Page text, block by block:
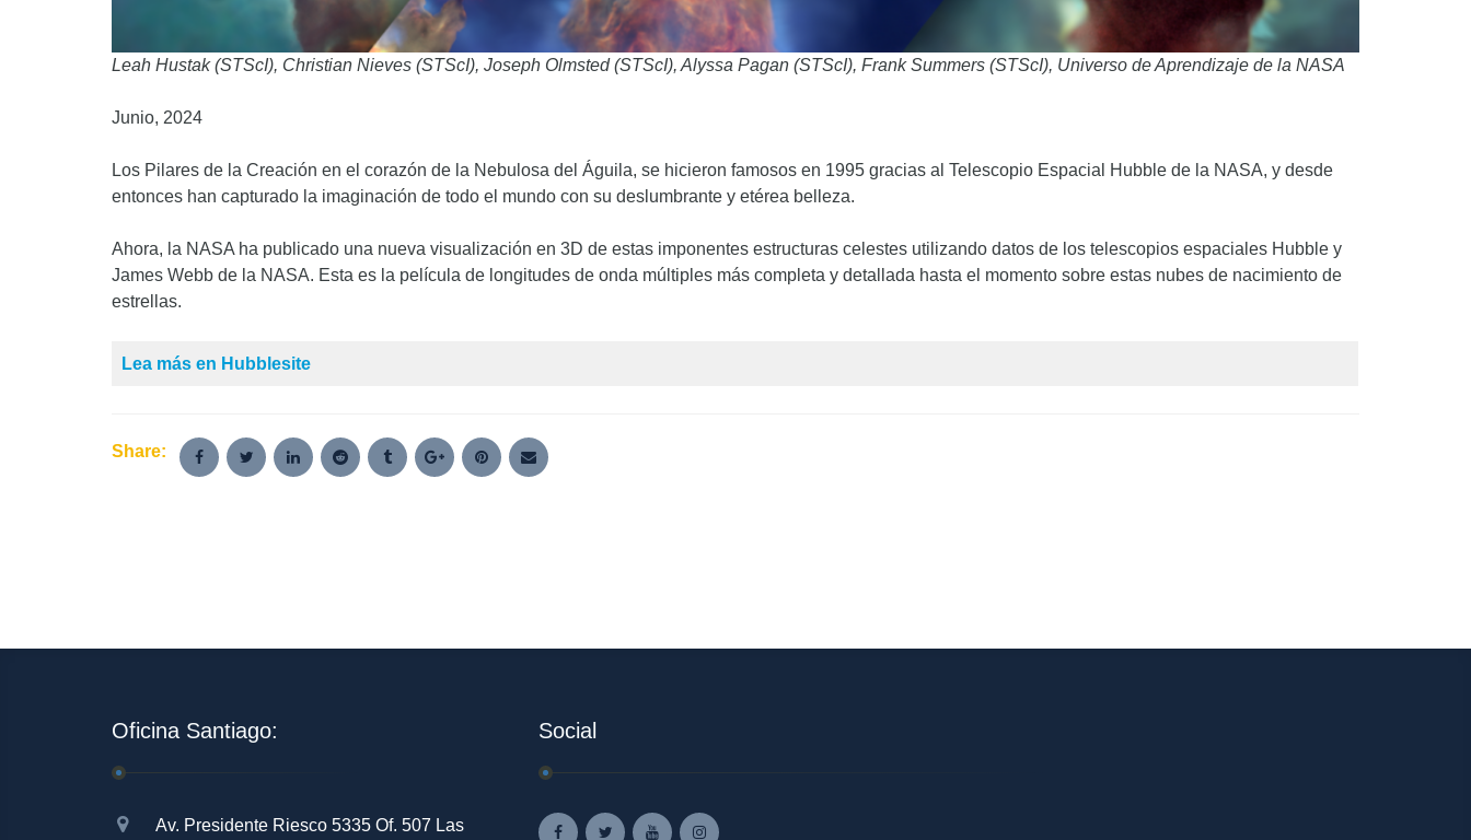
Leah Hustak (STScI), Christian Nieves (STScI), Joseph Olmsted (STScI), Alyssa Pagan (STScI), Frank Summers (STScI), Universo de Aprendizaje de la NASA
Junio, 2024
Los Pilares de la Creación en el corazón de la Nebulosa del Águila, se hicieron famosos en 1995 gracias al Telescopio Espacial Hubble de la NASA, y desde
entonces han capturado la imaginación de todo el mundo con su deslumbrante y etérea belleza.
Ahora, la NASA ha publicado una nueva visualización en 3D de estas imponentes estructuras celestes utilizando datos de los telescopios espaciales Hubble y
James Webb de la NASA. Esta es la película de longitudes de onda múltiples más completa y detallada hasta el momento sobre estas nubes de nacimiento de
estrellas.
Lea más en Hubblesite
Share:
Oficina Santiago:
Av. Presidente Riesco 5335 Of. 507 Las
Social